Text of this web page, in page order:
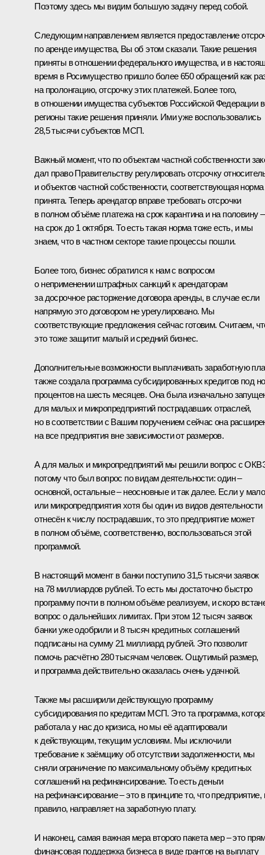
Поэтому здесь мы видим большую задачу перед собой.
Следующим направлением является предоставление
по аренде имущества, Вы об этом сказали. Такие решения
приняты в отношении федерального имущества, и в
время в Росимущество пришло более 650 обращений как
на пролонгацию, отсрочку этих платежей. Более того,
в отношении имущества субъектов Российской Федерации
регионы такие решения приняли. Ими уже воспользовались
28,5 тысячи субъектов МСП.
Важный момент, что по объектам частной собственности
дал право Правительству регулировать отсрочку
и объектов частной собственности, соответствующая норма
принята. Теперь арендатор вправе требовать отсрочки
в полном объёме платежа на срок карантина и на половину –
на срок до 1 октября. То есть такая норма тоже есть, и мы
знаем, что в частном секторе такие процессы пошли.
Более того, бизнес обратился к нам с вопросом
о неприменении штрафных санкций к арендаторам
за досрочное расторжение договора аренды, в случае если
напрямую это договором не урегулировано. Мы
соответствующие предложения сейчас готовим. Считаем,
это тоже защитит малый и средний бизнес.
Дополнительные возможности выплачивать заработную
также создала программа субсидированных кредитов под
процентов на шесть месяцев. Она была изначально
для малых и микропредприятий пострадавших отраслей,
но в соответствии с Вашим поручением сейчас она
на все предприятия вне зависимости от размеров.
А для малых и микропредприятий мы решили вопрос с
потому что был вопрос по видам деятельности: один –
основной, остальные – неосновные и так далее. Если у
или микропредприятия хотя бы один из видов деятельности
отнесён к числу пострадавших, то это предприятие может
в полном объёме, соответственно, воспользоваться этой
программой.
В настоящий момент в банки поступило 31,5 тысячи заявок
на 78 миллиардов рублей. То есть мы достаточно быстро
программу почти в полном объёме реализуем, и скоро
вопрос о дальнейших лимитах. При этом 12 тысяч заявок
банки уже одобрили и 8 тысяч кредитных соглашений
подписаны на сумму 21 миллиард рублей. Это позволит
помочь расчётно 280 тысячам человек. Ощутимый размер,
и программа действительно оказалась очень удачной.
Также мы расширили действующую программу
субсидирования по кредитам МСП. Это та программа,
работала у нас до кризиса, но мы её адаптировали
к действующим, текущим условиям. Мы исключили
требование к заёмщику об отсутствии задолженности, мы
сняли ограничение по максимальному объёму кредитных
соглашений на рефинансирование. То есть деньги
на рефинансирование – это в принципе то, что предприятие,
правило, направляет на заработную плату.
И наконец, самая важная мера второго пакета мер – это
финансовая поддержка бизнеса в виде грантов на выплату